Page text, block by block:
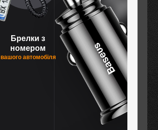
Брелки з
номером
вашого автомобіля